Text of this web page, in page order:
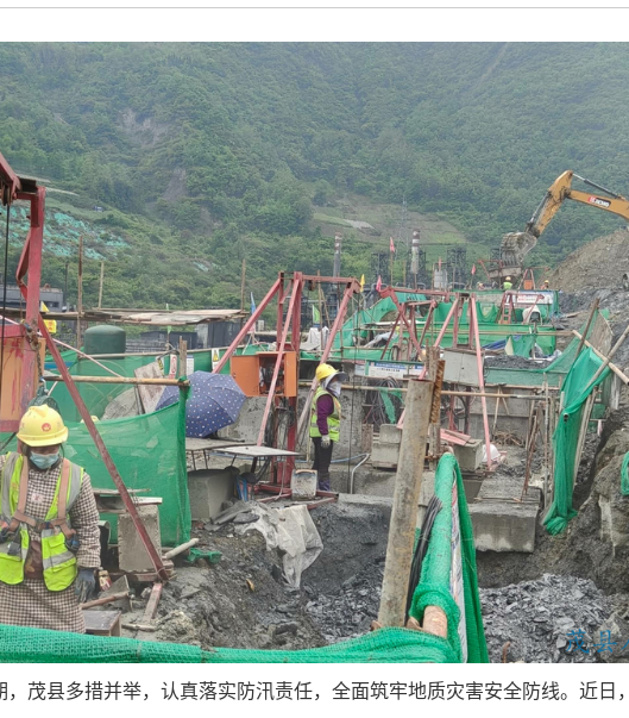
茂县多措并举，认真落实防汛责任，全面筑牢地质灾害安全防线。近日